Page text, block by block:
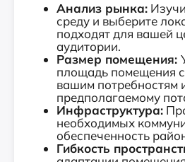
Анализ рынка:
среду и выберите
подходят для вашей
аудитории.
Размер помещения:
площадь помещения
вашим потребностям
предполагаемому
Инфраструктура:
необходимых
обеспеченность
Гибкость